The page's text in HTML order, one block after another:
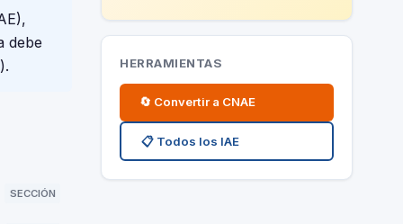
debe
SECCIÓN
HERRAMIENTAS
🔄 Convertir a CNAE
📋 Todos los IAE